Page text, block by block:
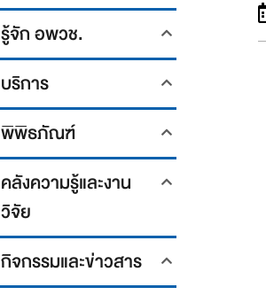
รู้จัก อพวช.
บริการ
พิพิธภัณฑ์
คลังความรู้และงาน
วิจัย
กิจกรรมและข่าวสาร